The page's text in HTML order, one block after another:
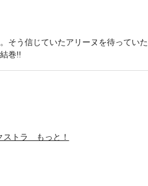
そう信じていたアリーヌを待ってい
巻!!
ストラ もっと！